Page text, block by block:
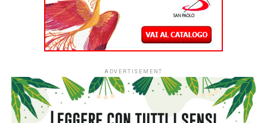
Scrivere non basta, occorre farlo con rigore, spirito critico
Pannunzio di Torino rinnova l’invito a studiosi, giornalisti,
narratori e poeti attraverso l’edizione 2026 del Concorso
“Mario Pannunzio-Ennio Flaiano”. Il bando rimarca
esplicitamente la lezione civile e letteraria di due figure